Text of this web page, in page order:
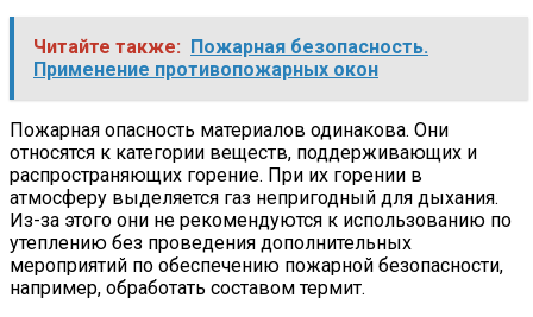
Читайте также:
Пожарная безопасность.
Применение противопожарных окон
Пожарная опасность материалов одинакова. Они
относятся к категории веществ, поддерживающих и
распространяющих горение. При их горении в
атмосферу выделяется газ непригодный для дыхания.
Из-за этого они не рекомендуются к использованию по
утеплению без проведения дополнительных
мероприятий по обеспечению пожарной безопасности,
например, обработать составом термит.